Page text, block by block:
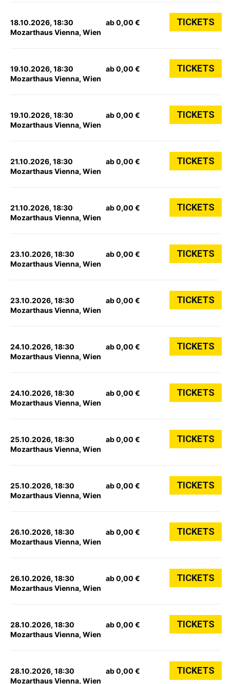
18.10.2026, 18:30
Mozarthaus Vienna, Wien
ab 0,00 € TICKETS
19.10.2026, 18:30
Mozarthaus Vienna, Wien
ab 0,00 € TICKETS
19.10.2026, 18:30
Mozarthaus Vienna, Wien
ab 0,00 € TICKETS
21.10.2026, 18:30
Mozarthaus Vienna, Wien
ab 0,00 € TICKETS
21.10.2026, 18:30
Mozarthaus Vienna, Wien
ab 0,00 € TICKETS
23.10.2026, 18:30
Mozarthaus Vienna, Wien
ab 0,00 € TICKETS
23.10.2026, 18:30
Mozarthaus Vienna, Wien
ab 0,00 € TICKETS
24.10.2026, 18:30
Mozarthaus Vienna, Wien
ab 0,00 € TICKETS
24.10.2026, 18:30
Mozarthaus Vienna, Wien
ab 0,00 € TICKETS
25.10.2026, 18:30
Mozarthaus Vienna, Wien
ab 0,00 € TICKETS
25.10.2026, 18:30
Mozarthaus Vienna, Wien
ab 0,00 € TICKETS
26.10.2026, 18:30
Mozarthaus Vienna, Wien
ab 0,00 € TICKETS
26.10.2026, 18:30
Mozarthaus Vienna, Wien
ab 0,00 € TICKETS
28.10.2026, 18:30
Mozarthaus Vienna, Wien
ab 0,00 € TICKETS
28.10.2026, 18:30
Mozarthaus Vienna, Wien
ab 0,00 € TICKETS